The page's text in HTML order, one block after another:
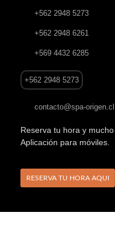
+562 2948 5273
+562 2948 6261
+569 4432 6285
+562 2948 5273
contacto@spa-origen.cl
Reserva tu hora y
Aplicación para móviles.
RESERVA TU HORA AQUI